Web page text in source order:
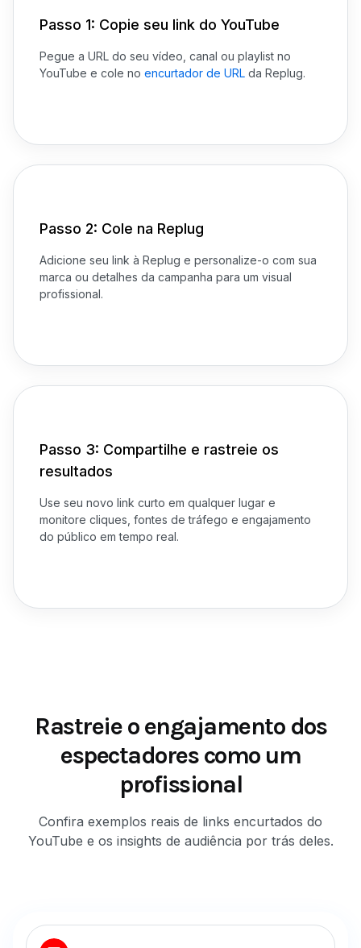
Passo 1: Copie seu link do YouTube
Pegue a URL do seu vídeo, canal ou playlist no
YouTube e cole no encurtador de URL da Replug.
Passo 2: Cole na Replug
Adicione seu link à Replug e personalize-o com sua
marca ou detalhes da campanha para um visual
profissional.
Passo 3: Compartilhe e rastreie os
resultados
Use seu novo link curto em qualquer lugar e
monitore cliques, fontes de tráfego e engajamento
do público em tempo real.
Rastreie o engajamento dos
espectadores como um
profissional
Confira exemplos reais de links encurtados do
YouTube e os insights de audiência por trás deles.